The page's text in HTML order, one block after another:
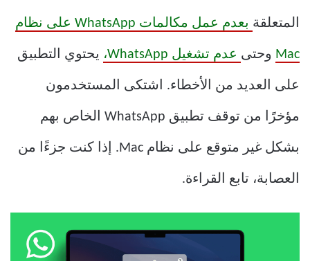
المتعلقة بعدم عمل مكالمات WhatsApp على نظام
Mac وحتى عدم تشغيل WhatsApp، يحتوي التطبيق
على العديد من الأخطاء. اشتكى المستخدمون
مؤخرًا من توقف تطبيق WhatsApp الخاص بهم
بشكل غير متوقع على نظام Mac. إذا كنت جزءًا من
العصابة، تابع القراءة.